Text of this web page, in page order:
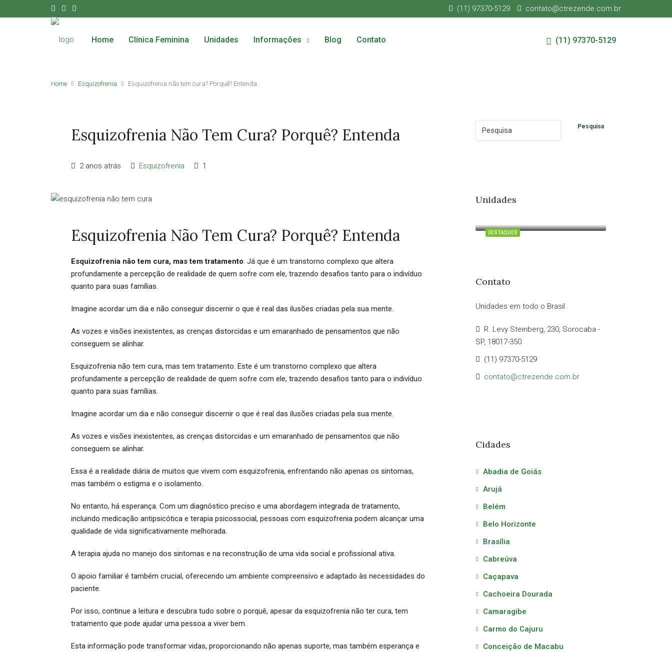
(11) 97370-5129 contato@ctrezende.com.br
Home Clínica Feminina Unidades Informações Blog Contato (11) 97370-5129
Home Esquizofrenia Esquizofrenia não tem cura? Porquê? Entenda
Esquizofrenia Não Tem Cura? Porquê? Entenda
2 anos atrás Esquizofrenia 1
Esquizofrenia Não Tem Cura? Porquê? Entenda
Esquizofrenia não tem cura, mas tem tratamento . Já que é um transtorno complexo que altera
profundamente a percepção de realidade de quem sofre com ele, trazendo desafios tanto para o indivíduo
quanto para suas famílias.
Imagine acordar um dia e não conseguir discernir o que é real das ilusões criadas pela sua mente.
As vozes e visões inexistentes, as crenças distorcidas e um emaranhado de pensamentos que não
conseguem se alinhar.
Esquizofrenia não tem cura, mas tem tratamento. Este é um transtorno complexo que altera
profundamente a percepção de realidade de quem sofre com ele, trazendo desafios tanto para o indivíduo
quanto para suas famílias.
Imagine acordar um dia e não conseguir discernir o que é real das ilusões criadas pela sua mente.
As vozes e visões inexistentes, as crenças distorcidas e um emaranhado de pensamentos que não
conseguem se alinhar.
Essa é a realidade diária de muitos que vivem com esquizofrenia, enfrentando não apenas os sintomas,
mas também o estigma e o isolamento.
No entanto, há esperança. Com um diagnóstico preciso e uma abordagem integrada de tratamento,
incluindo medicação antipsicótica e terapia psicossocial, pessoas com esquizofrenia podem alcançar uma
qualidade de vida significativamente melhorada.
A terapia ajuda no manejo dos sintomas e na reconstrução de uma vida social e profissional ativa.
O apoio familiar é também crucial, oferecendo um ambiente compreensivo e adaptado às necessidades do
paciente.
Por isso, continue a leitura e descubra tudo sobre o porquê, apesar da esquizofrenia não ter cura, tem
tratamento que pode ajudar uma pessoa a viver bem.
Esta informação pode transformar vidas, proporcionando não apenas suporte, mas também esperança e
Pesquisa
Unidades
DESTAQUES
Contato
Unidades em todo o Brasil
R. Levy Steinberg, 230, Sorocaba -
SP, 18017-350
(11) 97370-5129
contato@ctrezende.com.br
Cidades
Abadia de Goiás
Arujá
Belém
Belo Horizonte
Brasília
Cabreúva
Caçapava
Cachoeira Dourada
Camaragibe
Carmo do Cajuru
Conceição de Macabu